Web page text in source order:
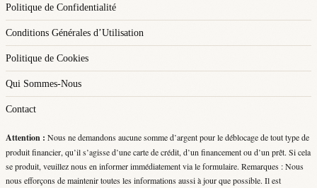
Politique de Confidentialité
Conditions Générales d’Utilisation
Politique de Cookies
Qui Sommes-Nous
Contact
Attention : Nous ne demandons aucune somme d’argent pour le déblocage de tout type de
produit financier, qu’il s’agisse d’une carte de crédit, d’un financement ou d’un prêt. Si cela
se produit, veuillez nous en informer immédiatement via le formulaire. Remarques : Nous
nous efforçons de maintenir toutes les informations aussi à jour que possible. Il est